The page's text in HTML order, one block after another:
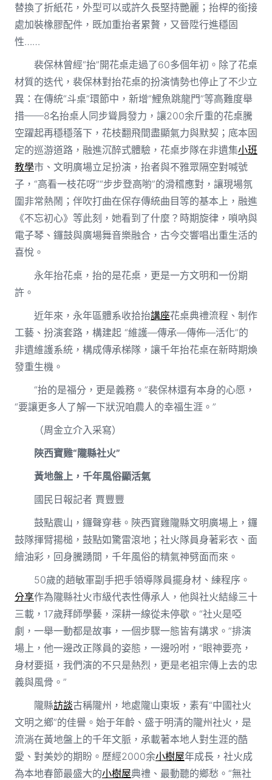
替換了折紙花，外型可以或許久長堅持艷麗；抬桿的銜接
處加裝橡膠配件，既加重抬者累贅，又晉陞行進穩固
性……
裴保林曾經“抬”開花桌走過了60多個年初。除了花桌
材質的迭代，裴保林對抬花桌的扮演情勢也停止了不少立
異：在傳統“斗桌”環節中，新增“鯉魚跳龍門”等高難度舉
措——8名抬桌人同步聳肩發力，讓200余斤重的花桌騰
空躍起再穩穩落下，花枝翻飛間盡顯氣力與默契；底本固
定的巡游道路，融進沉醉式體驗，花桌步隊在非遺集小班
教學市、文明廣場立足扮演，抬者與不雅眾隔空對喊號
子，“高看一枝花呀”“步步登高喲”的滑稽應對，讓現場氛
圍非常熱鬧；伴吹打曲在保存傳統曲目等的基本上，融進
《不忘初心》等此刻，她看到了什麼？時期旋律，嗩吶與
電子琴、鑼鼓與廣場舞音樂融合，古今交響唱出重生活的
喜悅。
永年抬花桌，抬的是花桌，更是一方文明和一份期
許。
近年來，永年區體系收拾抬講座花桌典禮流程、制作
工藝、扮演套路，構建起 “維護—傳承—傳佈—活化”的
非遺維護系統，構成傳承梯隊，讓千年抬花桌在新時期煥
發重生機。
“抬的是福分，更是義務。”裴保林還有本身的心愿，
“要讓更多人了解一下狀況咱農人的幸福生涯。”
（周金立介入采寫）
陜西寶雞“隴縣社火”
黃地盤上，千年風俗顯活氣
國民日報記者 賈豐豐
鼓點震山，鑼聲穿巷。陜西寶雞隴縣文明廣場上，鑼
鼓隊揮臂揚槌，鼓點如驚雷滾地；社火隊員身著彩衣、面
繪油彩，回身騰踴間，千年風俗的精氣神劈面而來。
50歲的趙敏軍副手把手領導隊員擺身材、練程序。
分享作為隴縣社火市級代表性傳承人，他與社火結緣三十
三載，17歲拜師學藝，深耕一線從未停歇。“社火是啞
劇，一舉一動都是故事，一個步驟一態皆有講求。”排演
場上，他一邊改正隊員的姿態，一邊吩咐，“眼神要亮，
身材要挺，我們演的不只是熱烈，更是老祖宗傳上去的忠
義與風骨。”
隴縣訪談古稱隴州，地處隴山東坂，素有“中國社火
文明之鄉”的佳譽。始于年齡、盛于明清的隴州社火，是
流淌在黃地盤上的千年文脈，承載著本地人對生涯的酷
愛、對美妙的期盼。歷經2000余小樹屋年成長，社火成
為本地春節最盛大的小樹屋典禮、最動聽的鄉愁。“無社